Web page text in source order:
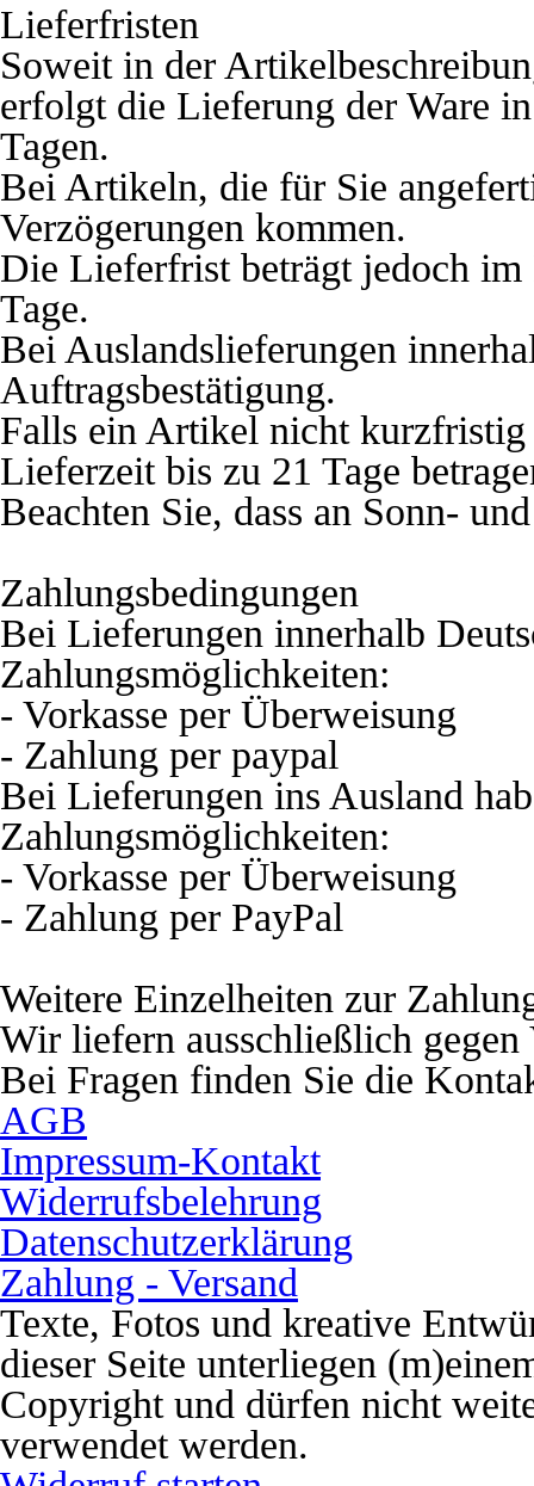
Lieferfristen
Soweit in der
erfolgt die Lieferung der Ware
Tagen.
Bei Artikeln, die für Sie
Verzögerungen kommen.
Die Lieferfrist beträgt jedoch
Tage.
Bei Auslandslieferungen
Auftragsbestätigung.
Falls ein Artikel nicht
Lieferzeit bis zu 21 Tage
Beachten Sie, dass an Sonn-
Zahlungsbedingungen
Bei Lieferungen innerhalb
Zahlungsmöglichkeiten:
- Vorkasse per Überweisung
- Zahlung per paypal
Bei Lieferungen ins Ausland
Zahlungsmöglichkeiten:
- Vorkasse per Überweisung
- Zahlung per PayPal
Weitere Einzelheiten zur
Wir liefern ausschließlich gegen
Bei Fragen finden Sie die
AGB
Impressum-Kontakt
Widerrufsbelehrung
Datenschutzerklärung
Zahlung - Versand
Texte, Fotos und kreative
dieser Seite unterliegen
Copyright und dürfen nicht
verwendet werden.